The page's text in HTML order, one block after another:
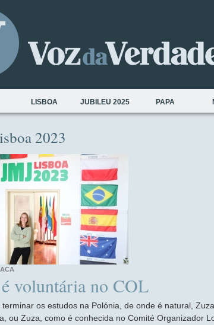
LISBOA JUBILEU 2025 PAPA
2023
voluntária no COL
terminar os estudos na Polónia, de onde é natural,
ou Zuza, como é conhecida no Comité Organizador